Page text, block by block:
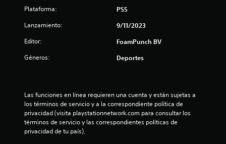
Plataforma: PS5
Lanzamiento: 9/11/2023
Editor: FoamPunch BV
Géneros: Deportes
Las funciones en línea requieren una cuenta y están sujetas a
los términos de servicio y a la correspondiente política de
privacidad (visita playstationnetwork.com para consultar los
términos de servicio y las correspondientes políticas de
privacidad de tu país).